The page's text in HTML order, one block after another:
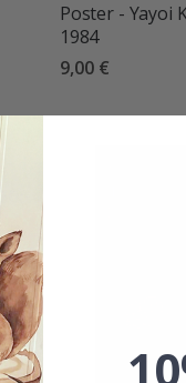
Poster - Yayoi
1984
9,00 €